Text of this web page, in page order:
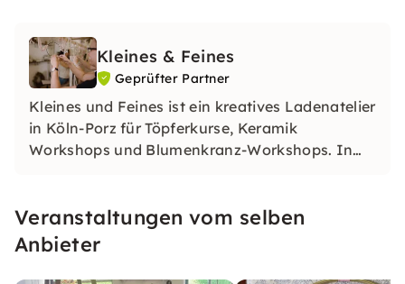
Kleines & Feines
Geprüfter Partner
Kleines und Feines ist ein kreatives Ladenatelier
in Köln-Porz für Töpferkurse, Keramik
Workshops und Blumenkranz-Workshops. In
persönlicher Betreuung.
Veranstaltungen vom selben
Anbieter